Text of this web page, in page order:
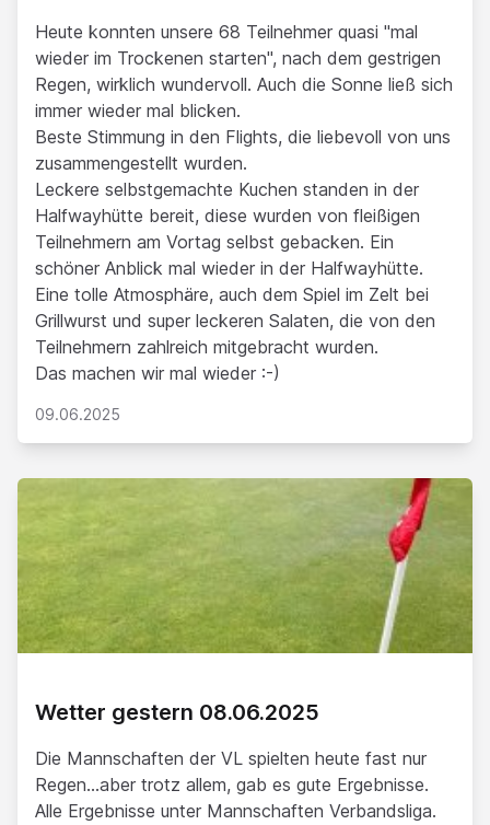
Heute konnten unsere 68 Teilnehmer quasi "mal
wieder im Trockenen starten", nach dem gestrigen
Regen, wirklich wundervoll. Auch die Sonne ließ sich
immer wieder mal blicken.
Beste Stimmung in den Flights, die liebevoll von uns
zusammengestellt wurden.
Leckere selbstgemachte Kuchen standen in der
Halfwayhütte bereit, diese wurden von fleißigen
Teilnehmern am Vortag selbst gebacken. Ein
schöner Anblick mal wieder in der Halfwayhütte.
Eine tolle Atmosphäre, auch dem Spiel im Zelt bei
Grillwurst und super leckeren Salaten, die von den
Teilnehmern zahlreich mitgebracht wurden.
Das machen wir mal wieder :-)
09.06.2025
Wetter gestern 08.06.2025
Die Mannschaften der VL spielten heute fast nur
Regen...aber trotz allem, gab es gute Ergebnisse.
Alle Ergebnisse unter Mannschaften Verbandsliga.